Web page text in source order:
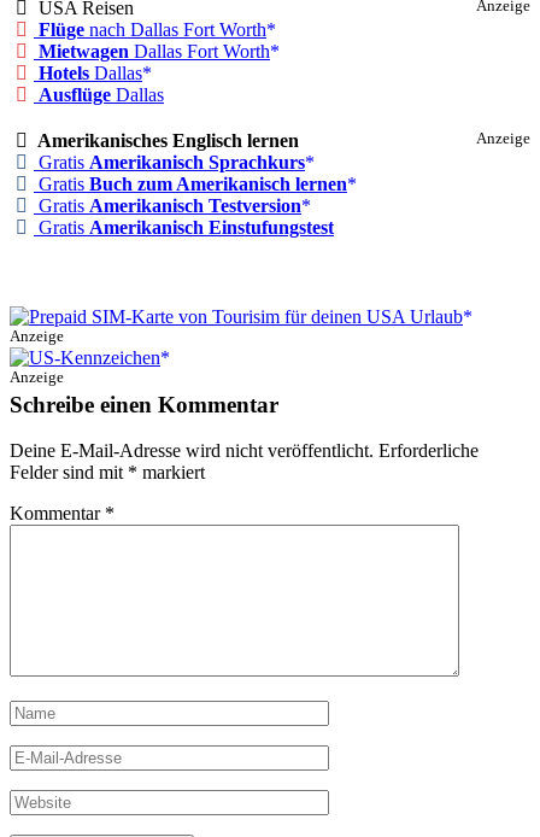
Anzeige
USA Reisen
Flüge nach Dallas Fort Worth
Mietwagen Dallas Fort Worth
Hotels Dallas
Ausflüge Dallas
Anzeige
Amerikanisches Englisch lernen
Gratis Amerikanisch Sprachkurs
Gratis Buch zum Amerikanisch lernen
Gratis Amerikanisch Testversion
Gratis Amerikanisch Einstufungstest
Anzeige
Anzeige
Schreibe einen Kommentar
Deine E-Mail-Adresse wird nicht veröffentlicht. Erforderliche
Felder sind mit * markiert
Kommentar *
Name
E-
Mail-
Adresse
Website